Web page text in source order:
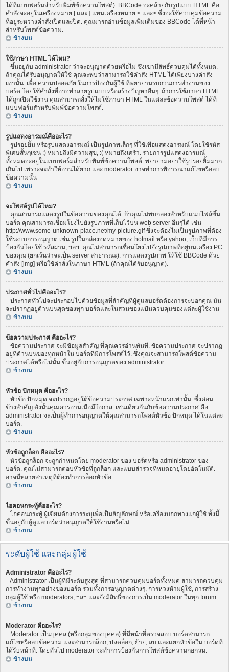
ได้ที่แบบฟอร์มสำหรับพิมพ์ข้อความโพสต์). BBCode จะคล้ายกับรูปแบบ HTML คือ
คำสั่งจะอยู่ในเครื่องหมาย [ และ ] แทนเครื่องหมาย < และ> ซึ่งจะใช้ควบคุมข้อความ
ที่อยู่ระหว่างคำสั่งเปิดและปิด. คุณมารถอ่านข้อมูลเพิ่มเติมของ BBCode ได้ที่หน้า
สำหรับโพสต์ข้อความ.
ข้างบน
ใช้ภาษา HTML ได้ไหม?
ขึ้นอยู่กับ administrator ว่าจะอนุญาตด้วยหรือไม่ ซึ่งเขามีสิทธิ์ควบคุมได้ทั้งหมด.
ถ้าคุณได้รับอนุญาตให้ใช้ คุณจะพบว่าสามารถใช้คำสั่ง HTML ได้เพียงบางคำสั่ง
เท่านั้น. เพื่อ ความปลอดภัย ในการป้องกันผู้ใช้ ที่พยายามรบกวนการทำงานของ
บอร์ด โดยใช้คำสั่งที่อาจทำลายรูปแบบหรือสร้างปัญหาอื่นๆ. ถ้าการใช้ภาษา HTML
ได้ถูกเปิดใช้งาน คุณสามารถสั่งให้ไม่ใช้ภาษา HTML ในแต่ละข้อความโพสต์ ได้ที่
แบบฟอร์มสำหรับพิมพ์ข้อความโพสต์.
ข้างบน
รูปแสดงอารมณ์คืออะไร?
รูปรอยยิ้ม หรือรูปแสดงอารมณ์ เป็นรูปภาพเล็กๆ ที่ใช้เพื่อแสดงอารมณ์ โดยใช้รหัส
พิเศษสั้นๆเช่น :) หมายถึงมีความสุข, :( หมายถึงเศร้า. รายการรูปแสดงอารมณ์
ทั้งหมดจะอยู่ในแบบฟอร์มสำหรับพิมพ์ข้อความโพสต์. พยายามอย่าใช้รูปรอยยิ้มมาก
เกินไป เพราะจะทำให้อ่านได้ยาก และ moderator อาจทำการพิจารณาแก้ไขหรือลบ
ข้อความนั้น
ข้างบน
จะโพสต์รูปได้ไหม?
คุณสามารถแสดงรูปในข้อความของคุณได้. ถ้าคุณไม่พบกล่องสำหรับแนบไฟล์ขึ้น
บอร์ด คุณสามารถเชื่อมโยงไปยังรูปภาพที่เก็บไว้บน web server อื่นๆได้ เช่น
http://www.some-unknown-place.net/my-picture.gif ซึ่งจะต้องไม่เป็นรูปภาพที่ต้อง
ใช้ระบบการอนุญาต เช่น รูปในกล่องจดหมายของ hotmail หรือ yahoo, เว็บที่มีการ
ป้องกันโดยใช้ รหัสผ่าน, ฯลฯ. คุณไม่สามารถเชื่อมโยงไปยังรูปภาพที่อยู่บนเครื่อง PC
ของคุณ (ยกเว้นว่าจะเป็น server สาธารณะ). การแสดงรูปภาพ ให้ใช้ BBCode ด้วย
คำสั่ง [img] หรือใช้คำสั่งในภาษา HTML (ถ้าคุณได้รับอนุญาต).
ข้างบน
ประกาศทั่วไปคืออะไร?
ประกาศทั่วไปจะประกอบไปด้วยข้อมูลที่สำคัญที่ผู้ดูแลบอร์ดต้องการจะบอกคุณ มัน
จะปรากฏอยู่ด้านบนสุดของทุก บอร์ดและในส่วนของแป้นควบคุมของแต่ละผู้ใช้งาน
ข้างบน
ข้อความประกาศ คืออะไร?
ข้อความประกาศ จะมีข้อมูลสำคัญ ที่คุณควรอ่านทันที. ข้อความประกาศ จะปรากฏ
อยู่ที่ด้านบนของทุกหน้าใน บอร์ดที่มีการโพสต์ไว้. ซึ่งคุณจะสามารถโพสต์ข้อความ
ประกาศได้หรือไม่นั้น ขึ้นอยู่กับการอนุญาตของ administrator.
ข้างบน
หัวข้อ ปักหมุด คืออะไร?
หัวข้อ ปักหมุด จะปรากฏอยู่ใต้ข้อความประกาศ เฉพาะหน้าแรกเท่านั้น. ซึ่งค่อน
ข้างสำคัญ ดังนั้นคุณควรอ่านเมื่อมีโอกาส. เช่นเดียวกันกับข้อความประกาศ คือ
administrator จะเป็นผู้ทำการอนุญาตให้คุณสามารถโพสต์หัวข้อ ปักหมุด ได้ในแต่ละ
บอร์ด.
ข้างบน
หัวข้อถูกล็อก คืออะไร?
หัวข้อถูกล็อก จะถูกกำหนดโดย moderator ของ บอร์ดหรือ administrator ของ
บอร์ด. คุณไม่สามารถตอบหัวข้อที่ถูกล็อก และแบบสำรวจที่หมดอายุโดยอัตโนมัติ.
อาจมีหลายสาเหตุที่ต้องทำการล็อกหัวข้อ.
ข้างบน
ไอคอนกระทู้คืออะไร?
ไอคอนกระทู้ ผู้เขียนต้องการระบุเพื่อเป็นสัญลักษณ์ หรือเครื่องบอกทางแก่ผู้ใช้ ทั้งนี้
ขึ้นอยู่กับผู้ดูแลบอร์ดว่าอนุญาตให้ใช้งานหรือไม่
ข้างบน
ระดับผู้ใช้ และกลุ่มผู้ใช้
Administrator คืออะไร?
Administrator เป็นผู้ที่มีระดับสูงสุด ที่สามารถควบคุมบอร์ดทั้งหมด สามารถควบคุม
การทำงานทุกอย่างของบอร์ด รวมทั้งการอนุญาตต่างๆ, การหวงห้ามผู้ใช้, การสร้าง
กลุ่มผู้ใช้ หรือ moderators, ฯลฯ และยังมีสิทธิ์ของการเป็น moderator ในทุก forum.
ข้างบน
Moderator คืออะไร?
Moderator เป็นบุคคล (หรือกลุ่มของบุคคล) ที่มีหน้าที่ตรวจสอบ บอร์ดสามารถ
แก้ไขหรือลบข้อความ และสามารถล็อก, ปลดล็อก, ย้าย, ลบ และแยกหัวข้อใน บอร์ดที่
ได้รับหน้าที่. โดยทั่วไป moderator จะทำการป้องกันการโพสต์ข้อความก่อกวน.
ข้างบน